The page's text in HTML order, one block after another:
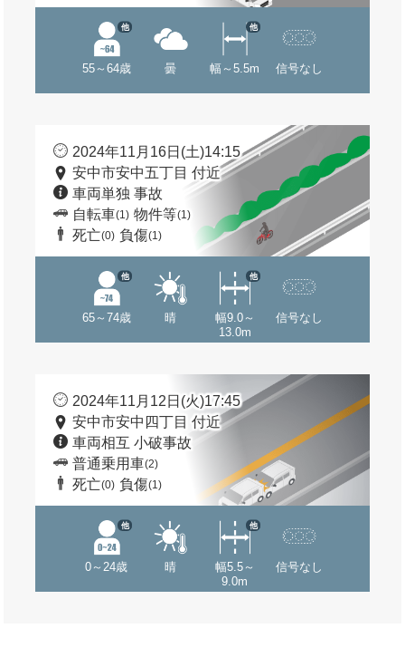
55～64歳
他
曇 幅～5.5m
他
信号なし
2024年11月16日(土)14:15
安中市安中五丁目 付近
車両単独 事故
自転車(1) 物件等(1)
死亡(0) 負傷(1)
65～74歳
他
晴
幅9.0～
13.0m
他
信号なし
2024年11月12日(火)17:45
安中市安中四丁目 付近
車両相互 小破事故
普通乗用車(2)
死亡(0) 負傷(1)
0～24歳
他
晴
幅5.5～
9.0m
他
信号なし